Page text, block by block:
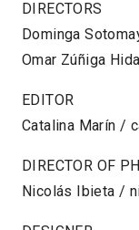
DIRECTORS
Dominga
Omar Zúñiga
EDITOR
Catalina Marín /
DIRECTOR OF
Nicolás Ibieta /